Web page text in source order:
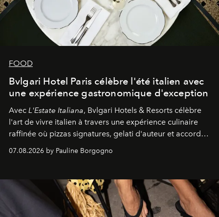
FOOD
Bvlgari Hotel Paris célèbre l'été italien avec
une expérience gastronomique d'exception
Avec L'Estate Italiana, Bvlgari Hotels & Resorts célèbre
l'art de vivre italien à travers une expérience culinaire
raffinée où pizzas signatures, gelati d'auteur et accords
d'exception composent un véritable voyage sensoriel.
07.08.2026 by Pauline Borgogno